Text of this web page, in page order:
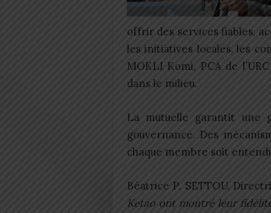
offrir des services fiables,
les initiatives locales, les
MOKLI Komi, PCA de
dans le milieu.
La mutuelle garantit une
gouvernance. Des
chaque membre soit
Béatrice P. SETTOU,
Ketao ont montré leur